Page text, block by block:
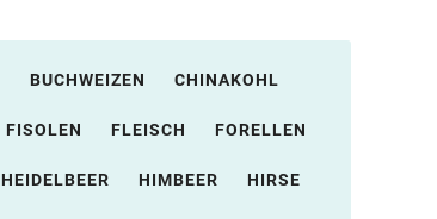
BUCHWEIZEN CHINAKOHL
FISOLEN FLEISCH FORELLEN
HEIDELBEER HIMBEER HIRSE